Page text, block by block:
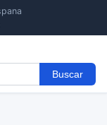
Buscar